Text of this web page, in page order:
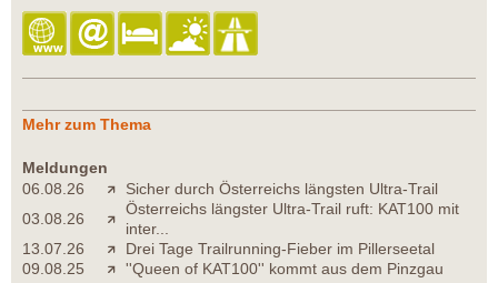
Mehr zum Thema
Meldungen
06.08.26
Sicher durch Österreichs längsten Ultra-Trail
03.08.26
Österreichs längster Ultra-Trail ruft: KAT100 mit
inter...
13.07.26
Drei Tage Trailrunning-Fieber im Pillerseetal
09.08.25
''Queen of KAT100'' kommt aus dem Pinzgau